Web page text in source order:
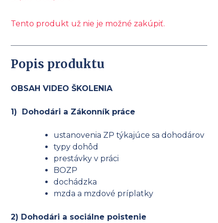
Tento produkt už nie je možné zakúpiť.
Popis produktu
OBSAH VIDEO ŠKOLENIA
1) Dohodári a Zákonník práce
ustanovenia ZP týkajúce sa dohodárov
typy dohôd
prestávky v práci
BOZP
dochádzka
mzda a mzdové príplatky
2) Dohodári a sociálne poistenie